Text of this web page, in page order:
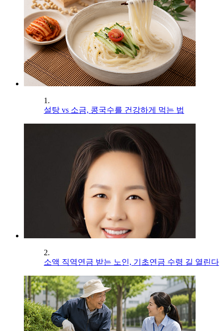
1.
설탕 vs 소금, 콩국수를 건강하게 먹는 법
2.
소액 직역연금 받는 노인, 기초연금 수령 길 열린다